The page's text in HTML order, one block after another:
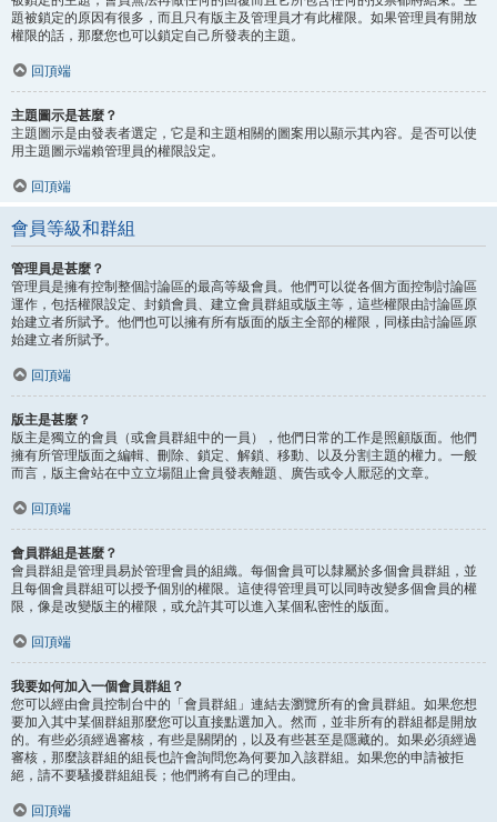
題被鎖定的原因有很多，而且只有版主及管理員才有此權限。如果管理員有開放
權限的話，那麼您也可以鎖定自己所發表的主題。
回頂端
主題圖示是甚麼？
主題圖示是由發表者選定，它是和主題相關的圖案用以顯示其內容。是否可以使
用主題圖示端賴管理員的權限設定。
回頂端
會員等級和群組
管理員是甚麼？
管理員是擁有控制整個討論區的最高等級會員。他們可以從各個方面控制討論區
運作，包括權限設定、封鎖會員、建立會員群組或版主等，這些權限由討論區原
始建立者所賦予。他們也可以擁有所有版面的版主全部的權限，同樣由討論區原
始建立者所賦予。
回頂端
版主是甚麼？
版主是獨立的會員（或會員群組中的一員），他們日常的工作是照顧版面。他們
擁有所管理版面之編輯、刪除、鎖定、解鎖、移動、以及分割主題的權力。一般
而言，版主會站在中立立場阻止會員發表離題、廣告或令人厭惡的文章。
回頂端
會員群組是甚麼？
會員群組是管理員易於管理會員的組織。每個會員可以隸屬於多個會員群組，並
且每個會員群組可以授予個別的權限。這使得管理員可以同時改變多個會員的權
限，像是改變版主的權限，或允許其可以進入某個私密性的版面。
回頂端
我要如何加入一個會員群組？
您可以經由會員控制台中的「會員群組」連結去瀏覽所有的會員群組。如果您想
要加入其中某個群組那麼您可以直接點選加入。然而，並非所有的群組都是開放
的。有些必須經過審核，有些是關閉的，以及有些甚至是隱藏的。如果必須經過
審核，那麼該群組的組長也許會詢問您為何要加入該群組。如果您的申請被拒
絕，請不要騷擾群組組長；他們將有自己的理由。
回頂端